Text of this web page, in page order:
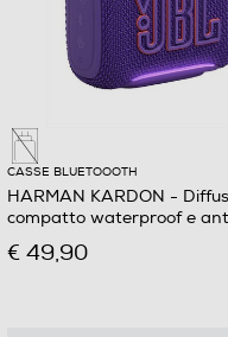
CASSE BLUETOOOTH
HARMAN KARDON -
compatto waterproof e
€ 49,90